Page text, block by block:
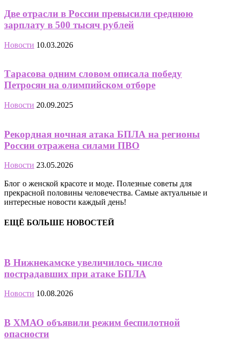
Две отрасли в России превысили среднюю
зарплату в 500 тысяч рублей
Новости 10.03.2026
Тарасова одним словом описала победу
Петросян на олимпийском отборе
Новости 20.09.2025
Рекордная ночная атака БПЛА на регионы
России отражена силами ПВО
Новости 23.05.2026
Блог о женской красоте и моде. Полезные советы для
прекрасной половины человечества. Самые актуальные и
интересные новости каждый день!
ЕЩЁ БОЛЬШЕ НОВОСТЕЙ
В Нижнекамске увеличилось число
пострадавших при атаке БПЛА
Новости 10.08.2026
В ХМАО объявили режим беспилотной
опасности